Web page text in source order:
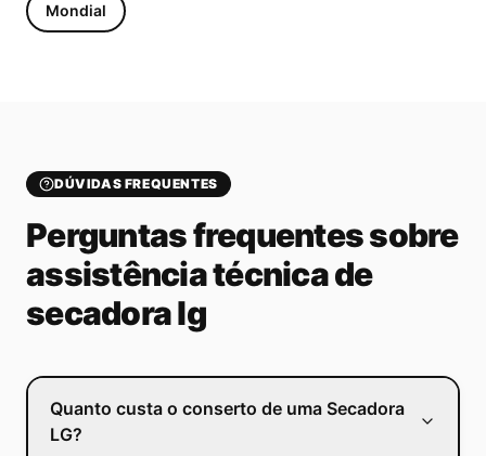
Mondial
DÚVIDAS FREQUENTES
Perguntas frequentes sobre
assistência técnica de
secadora lg
Quanto custa o conserto de uma Secadora
LG?